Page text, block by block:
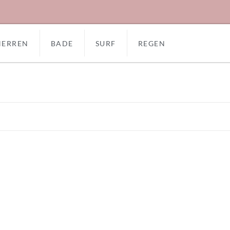
BADE SURF REGEN